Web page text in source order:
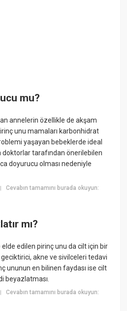
mu?
annelerin özellikle de akşam
unu mamaları karbonhidrat
yaşayan bebeklerde ideal
doktorlar tarafından önerilebilen
doyurucu olması nedeniyle
Cevabın tamamını burada okuyun:
mı?
edilen pirinç unu da cilt için bir
geciktirici, akne ve sivilceleri tedavi
ununun en bilinen faydası ise cilt
beyazlatması.
Cevabın tamamını burada okuyun: